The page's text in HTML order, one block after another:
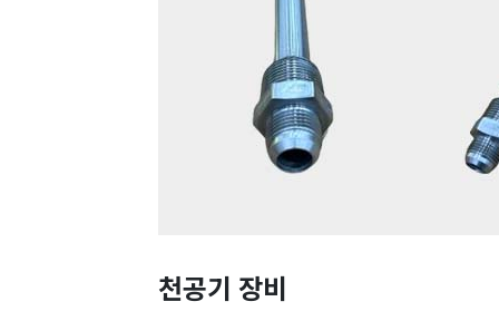
천공기 장비